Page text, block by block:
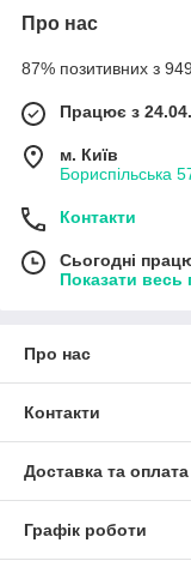
Про нас
87% позитивних з 949
Працює з
м. Київ
Бориспільська
Контакти
Сьогодні
Показати весь
Про нас
Контакти
Доставка та оплата
Графік роботи